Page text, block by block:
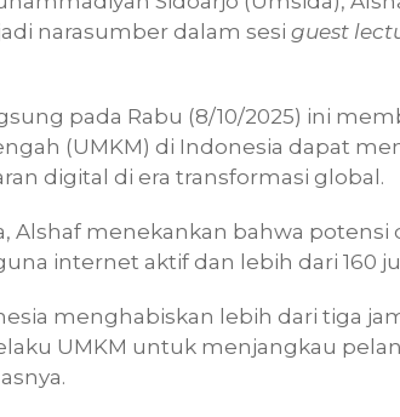
narasumber dalam sesi guest
pada Rabu (8/10/2025) ini
(UMKM) di Indonesia dapat
digital di era transformasi global.
Alshaf menekankan bahwa potensi
internet aktif dan lebih dari 160
menghabiskan lebih dari tiga
UMKM untuk menjangkau